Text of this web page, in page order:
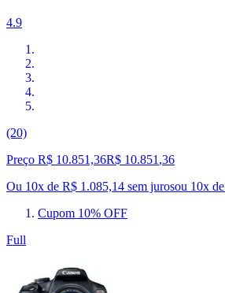
4.9
(20)
Preço R$ 10.851,36R$ 10.851 ,36
Ou 10x de R$ 1.085,14 sem jurosou 10x de
Cupom 10% OFF
Full